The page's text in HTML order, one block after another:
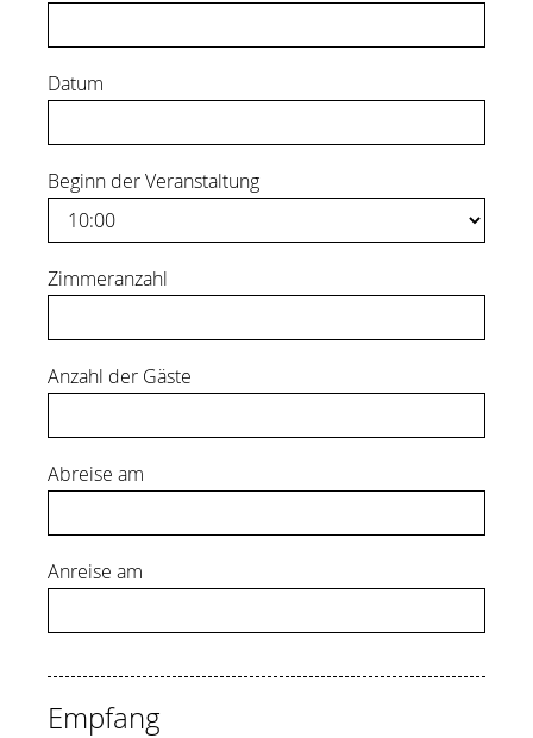
Datum
Beginn der Veranstaltung
Zimmeranzahl
Anzahl der Gäste
Abreise am
Anreise am
Empfang